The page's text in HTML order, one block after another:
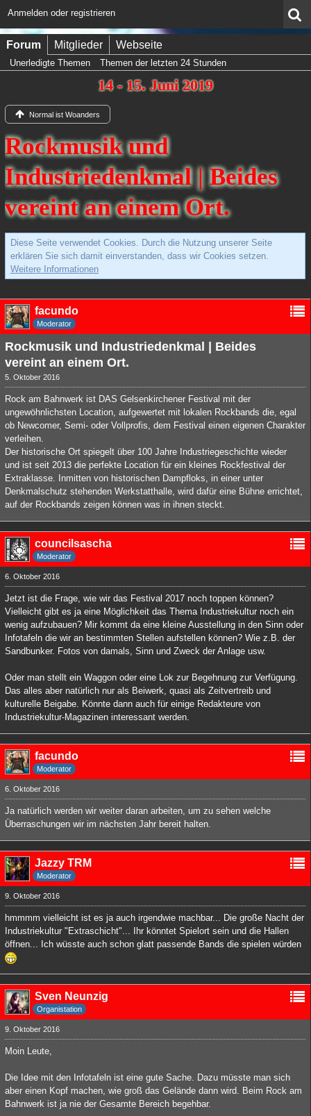
Anmelden oder registrieren
Forum Mitglieder Webseite
Unerledigte Themen Themen der letzten 24 Stunden
14 - 15. Juni 2019
Normal ist Woanders
Rockmusik und
Industriedenkmal | Beides
vereint an einem Ort.
Diese Seite verwendet Cookies. Durch die Nutzung unserer Seite
erklären Sie sich damit einverstanden, dass wir Cookies setzen.
Weitere Informationen
facundo
Moderator
Rockmusik und Industriedenkmal | Beides
vereint an einem Ort.
5. Oktober 2016
Rock am Bahnwerk ist DAS Gelsenkirchener Festival mit der
ungewöhnlichsten Location, aufgewertet mit lokalen Rockbands die, egal
ob Newcomer, Semi- oder Vollprofis, dem Festival einen eigenen Charakter
verleihen.
Der historische Ort spiegelt über 100 Jahre Industriegeschichte wieder
und ist seit 2013 die perfekte Location für ein kleines Rockfestival der
Extraklasse. Inmitten von historischen Dampfloks, in einer unter
Denkmalschutz stehenden Werkstatthalle, wird dafür eine Bühne errichtet,
auf der Rockbands zeigen können was in ihnen steckt.
councilsascha
Moderator
6. Oktober 2016
Jetzt ist die Frage, wie wir das Festival 2017 noch toppen können?
Vielleicht gibt es ja eine Möglichkeit das Thema Industriekultur noch ein
wenig aufzubauen? Mir kommt da eine kleine Ausstellung in den Sinn oder
Infotafeln die wir an bestimmten Stellen aufstellen können? Wie z.B. der
Sandbunker. Fotos von damals, Sinn und Zweck der Anlage usw.
Oder man stellt ein Waggon oder eine Lok zur Begehnung zur Verfügung.
Das alles aber natürlich nur als Beiwerk, quasi als Zeitvertreib und
kulturelle Beigabe. Könnte dann auch für einige Redakteure von
Industriekultur-Magazinen interessant werden.
facundo
Moderator
6. Oktober 2016
Ja natürlich werden wir weiter daran arbeiten, um zu sehen welche
Überraschungen wir im nächsten Jahr bereit halten.
Jazzy TRM
Moderator
9. Oktober 2016
hmmmm vielleicht ist es ja auch irgendwie machbar... Die große Nacht der
Industriekultur "Extraschicht"... Ihr könntet Spielort sein und die Hallen
öffnen... Ich wüsste auch schon glatt passende Bands die spielen würden
Sven Neunzig
Organistation
9. Oktober 2016
Moin Leute,
Die Idee mit den Infotafeln ist eine gute Sache. Dazu müsste man sich
aber einen Kopf machen, wie groß das Gelände dann wird. Beim Rock am
Bahnwerk ist ja nie der Gesamte Bereich begehbar.